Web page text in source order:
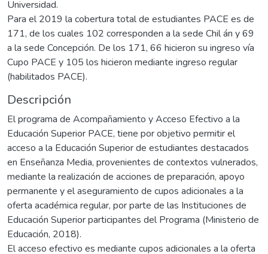
Universidad.
Para el 2019 la cobertura total de estudiantes PACE es de
171, de los cuales 102 corresponden a la sede Chil án y 69
a la sede Concepción. De los 171, 66 hicieron su ingreso vía
Cupo PACE y 105 los hicieron mediante ingreso regular
(habilitados PACE).
Descripción
El programa de Acompañamiento y Acceso Efectivo a la
Educación Superior PACE, tiene por objetivo permitir el
acceso a la Educación Superior de estudiantes destacados
en Enseñanza Media, provenientes de contextos vulnerados,
mediante la realización de acciones de preparación, apoyo
permanente y el aseguramiento de cupos adicionales a la
oferta académica regular, por parte de las Instituciones de
Educación Superior participantes del Programa (Ministerio de
Educación, 2018).
El acceso efectivo es mediante cupos adicionales a la oferta